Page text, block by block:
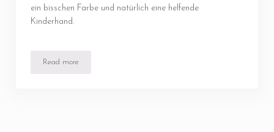
ein bisschen Farbe und natürlich eine helfende
Kinderhand.
Read moreClown basteln